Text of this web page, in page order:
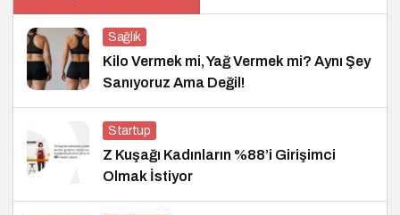
Sağlık
Kilo Vermek mi, Yağ Vermek mi? Aynı Şey
Sanıyoruz Ama Değil!
Startup
Z Kuşağı Kadınların %88’i Girişimci
Olmak İstiyor